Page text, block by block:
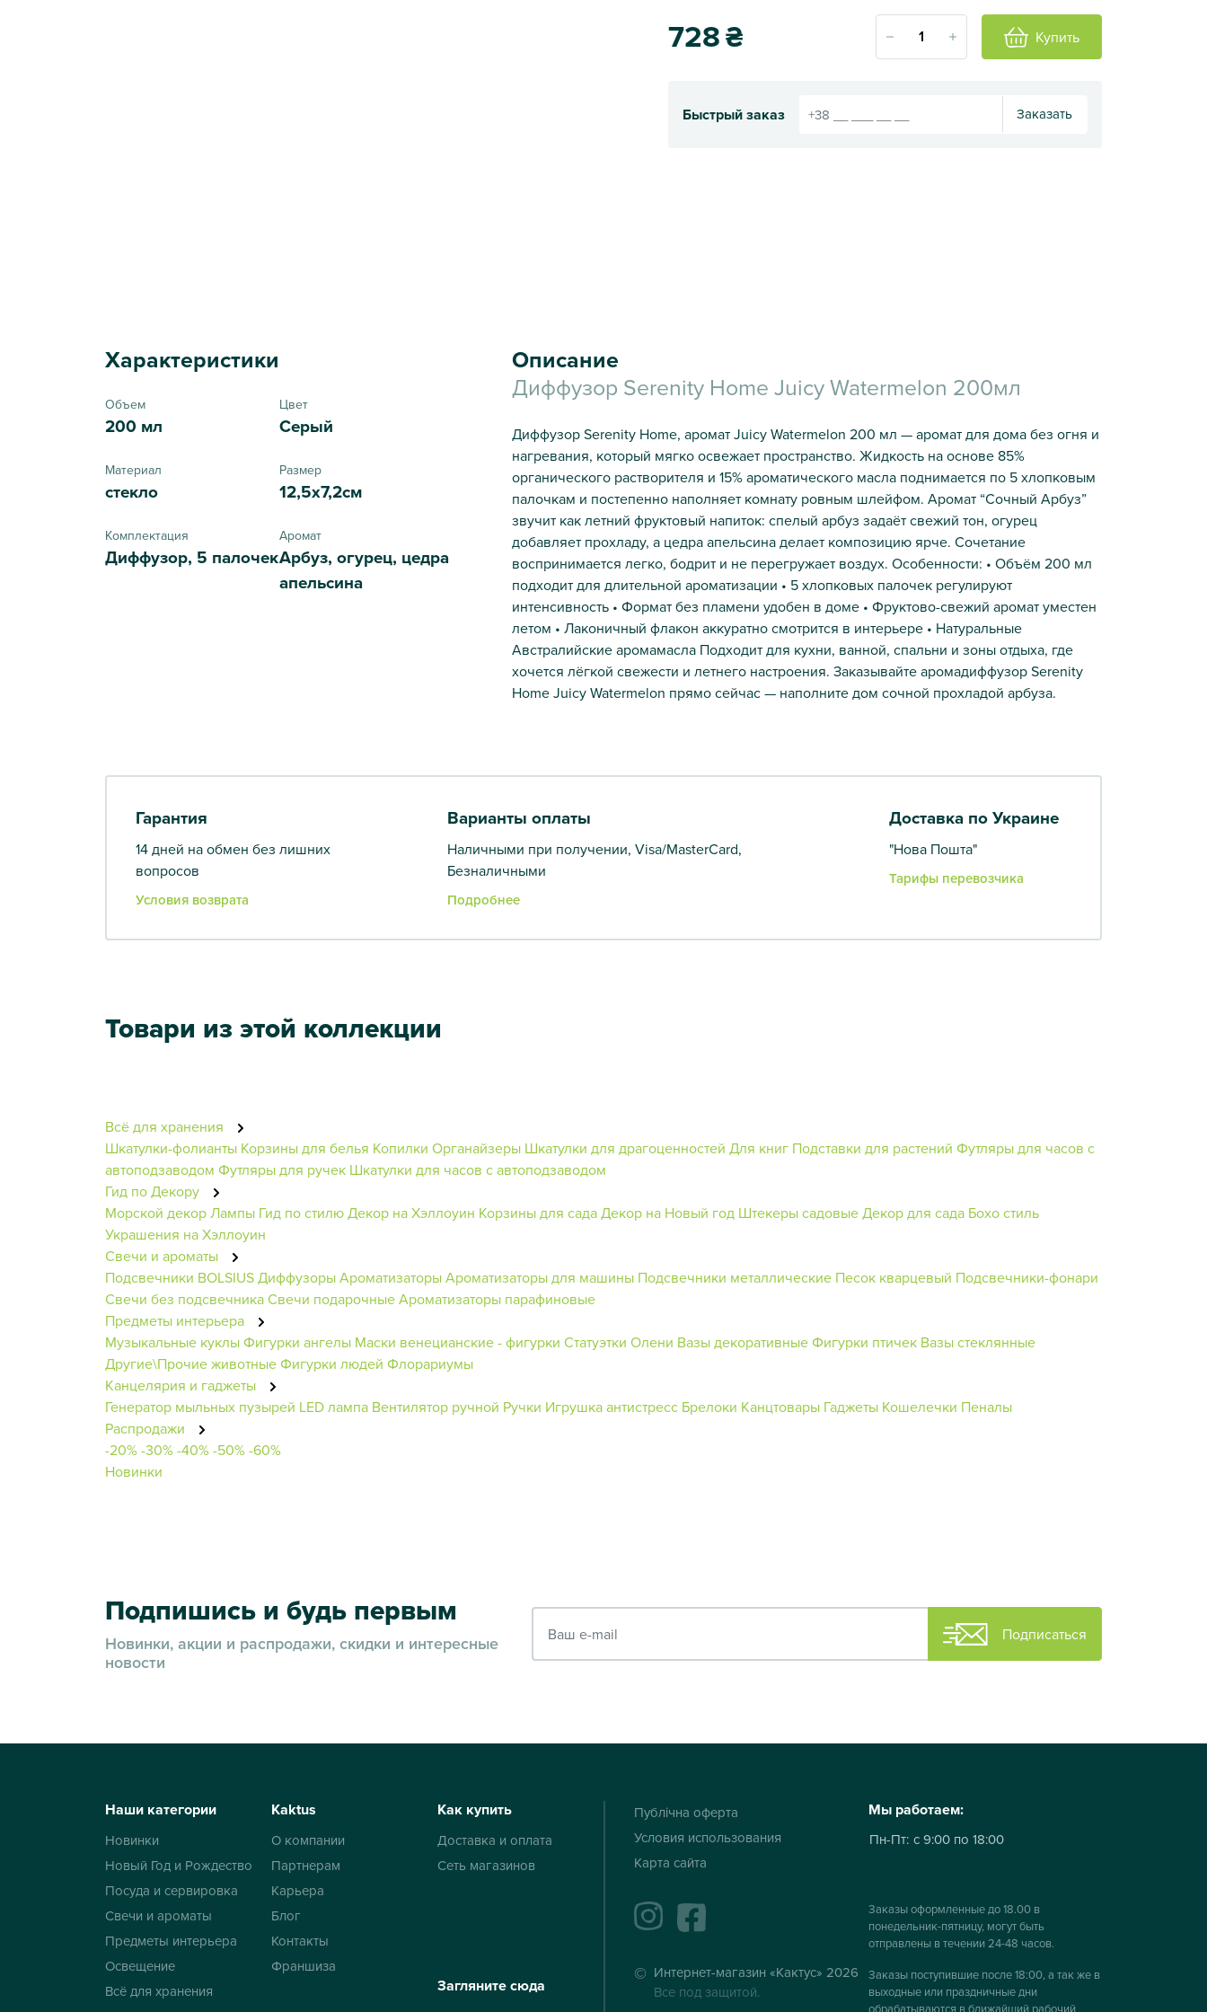
728₴ Купить
Быстрый заказ Заказать
Характеристики
Объем
200 мл
Цвет
Серый
Материал
стекло
Размер
12,5х7,2см
Комплектация
Диффузор, 5 палочек
Аромат
Арбуз, огурец, цедра
апельсина
Описание
Диффузор Serenity Home Juicy Watermelon 200мл
Диффузор Serenity Home, аромат Juicy Watermelon 200 мл — аромат для дома без огня и
нагревания, который мягко освежает пространство. Жидкость на основе 85%
органического растворителя и 15% ароматического масла поднимается по 5 хлопковым
палочкам и постепенно наполняет комнату ровным шлейфом. Аромат “Сочный Арбуз”
звучит как летний фруктовый напиток: спелый арбуз задаёт свежий тон, огурец
добавляет прохладу, а цедра апельсина делает композицию ярче. Сочетание
воспринимается легко, бодрит и не перегружает воздух. Особенности: • Объём 200 мл
подходит для длительной ароматизации • 5 хлопковых палочек регулируют
интенсивность • Формат без пламени удобен в доме • Фруктово-свежий аромат уместен
летом • Лаконичный флакон аккуратно смотрится в интерьере • Натуральные
Австралийские аромамасла Подходит для кухни, ванной, спальни и зоны отдыха, где
хочется лёгкой свежести и летнего настроения. Заказывайте аромадиффузор Serenity
Home Juicy Watermelon прямо сейчас — наполните дом сочной прохладой арбуза.
Гарантия
14 дней на обмен без лишних
вопросов
Условия возврата
Варианты оплаты
Наличными при получении, Visa/MasterCard,
Безналичными
Подробнее
Доставка по Украине
"Нова Пошта"
Тарифы перевозчика
Товари из этой коллекции
Всё для хранения
Шкатулки-фолианты Корзины для белья Копилки Органайзеры Шкатулки для драгоценностей Для книг Подставки для растений Футляры для часов с
автоподзаводом Футляры для ручек Шкатулки для часов с автоподзаводом
Гид по Декору
Морской декорЛампы Гид по стилюДекор на Хэллоуин Корзины для садаДекор на Новый год Штекеры садовыеДекор для сада Бохо стиль
Украшения на Хэллоуин
Свечи и ароматы
Подсвечники BOLSIUSДиффузорыАроматизаторыАроматизаторы для машины Подсвечники металлические Песок кварцевый Подсвечники-фонари
Свечи без подсвечникаСвечи подарочныеАроматизаторы парафиновые
Предметы интерьера
Музыкальные куклыФигурки ангелы Маски венецианские - фигурки Статуэтки Олени Вазы декоративныеФигурки птичек Вазы стеклянные
Другие\Прочие животныеФигурки людей Флорариумы
Канцелярия и гаджеты
Генератор мыльных пузырей LED лампа Вентилятор ручной Ручки Игрушка антистресс Брелоки Канцтовары Гаджеты Кошелечки Пеналы
Распродажи
-20%-30%-40%-50%-60%
Новинки
Подпишись и будь первым
Новинки, акции и распродажи, скидки и интересные
новости
Подписаться
Наши категории
Новинки
Новый Год и Рождество
Посуда и сервировка
Свечи и ароматы
Предметы интерьера
Освещение
Всё для хранения
Kaktus
О компании
Партнерам
Карьера
Блог
Контакты
Франшиза
Как купить
Доставка и оплата
Сеть магазинов
Загляните сюда
Публічна оферта
Условия использования
Карта сайта
instagramfacebook
Интернет-магазин «Кактус» 2026
Все под защитой.
Мы работаем:
Пн-Пт: с 9:00 по 18:00
Заказы оформленные до 18.00 в
понедельник-пятницу, могут быть
отправлены в течении 24-48 часов.
Заказы поступившие после 18:00, а так же в
выходные или праздничные дни
обрабатываются в ближайший рабочий